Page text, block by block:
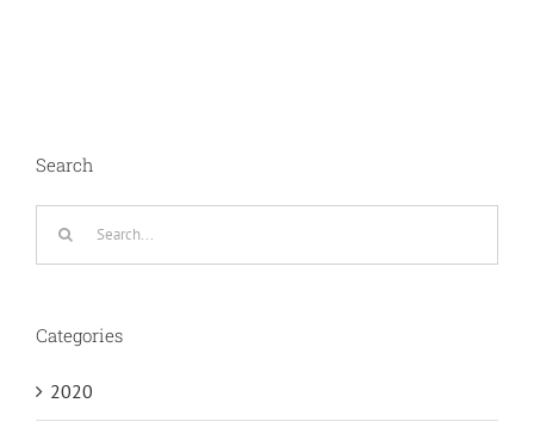
Search
Categories
2020